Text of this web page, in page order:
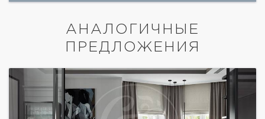
АНАЛОГИЧНЫЕ
ПРЕДЛОЖЕНИЯ